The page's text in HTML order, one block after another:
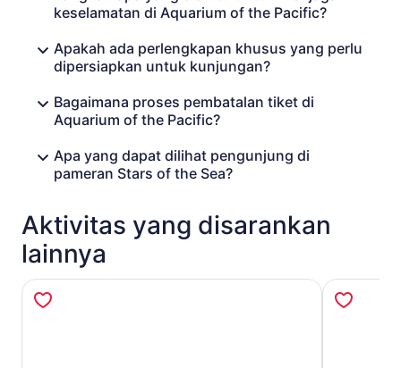
keselamatan di Aquarium of the Pacific?
Apakah ada perlengkapan khusus yang perlu
dipersiapkan untuk kunjungan?
Bagaimana proses pembatalan tiket di
Aquarium of the Pacific?
Apa yang dapat dilihat pengunjung di
pameran Stars of the Sea?
Aktivitas yang disarankan
lainnya